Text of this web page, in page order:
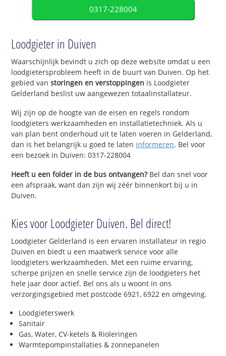
0317-228004
Loodgieter in Duiven
Waarschijnlijk bevindt u zich op deze website omdat u een
loodgietersprobleem heeft in de buurt van Duiven. Op het
gebied vanstoringen en verstoppingen is Loodgieter
Gelderland beslist uw aangewezen totaalinstallateur.
Wij zijn op de hoogte van de eisen en regels rondom
loodgieters werkzaamheden en installatietechniek. Als u
van plan bent onderhoud uit te laten voeren in Gelderland,
dan is het belangrijk u goed te laten informeren. Bel voor
een bezoek in Duiven: 0317-228004
Heeft u een folder in de bus ontvangen?Bel dan snel voor
een afspraak, want dan zijn wij zéér binnenkort bij u in
Duiven.
Kies voor Loodgieter Duiven. Bel direct!
Loodgieter Gelderland is een ervaren installateur in regio
Duiven en biedt u een maatwerk service voor alle
loodgieters werkzaamheden. Met een ruime ervaring,
scherpe prijzen en snelle service zijn de loodgieters het
hele jaar door actief. Bel ons als u woont in ons
verzorgingsgebied met postcode 6921, 6922 en omgeving.
Loodgieterswerk
Sanitair
Gas, Water, CV-ketels & Rioleringen
Warmtepompinstallaties & zonnepanelen